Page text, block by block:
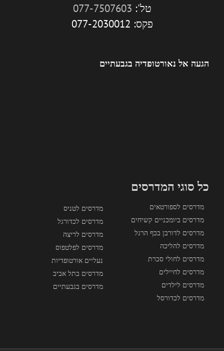
טל': 077-7507603
פקס: 077-2030012
הגעה אל נאורטופדיה בגבעתיים
כל סוגי המדרסים
מדרסים לספורטאים
מדרסים ביומכניים קשיחים
מדרסים לדורבן בכף הרגל
מדרסים להליכה
מדרסים לחולי סכרת
מדרסים לחיילים
מדרסים לילדים
מדרסים לכדורסל
מדרסים לטניס
מדרסים לכדורגל
מדרסים לריצה
מדרסים לפלטפוס
נעליים אורטופדיות
מדרסים בתל אביב
מדרסים בגבעתיים